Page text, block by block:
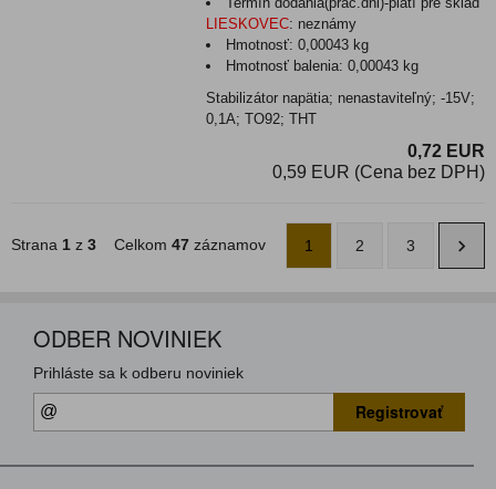
LIESKOVEC: neznámy
Hmotnosť:0,00043 kg
Hmotnosť balenia:0,00043 kg
Stabilizátor napätia; nenastaviteľný; -15V;
0,1A; TO92; THT
0,72 EUR
0,59 EUR (Cena bez DPH)
Strana 1 z 3 Celkom 47 záznamov 1 2 3
ODBER NOVINIEK
Prihláste sa k odberu noviniek
Registrovať